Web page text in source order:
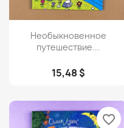
Просмотр
Необыкновенное
путешествие...
15,48 $
favorite_border